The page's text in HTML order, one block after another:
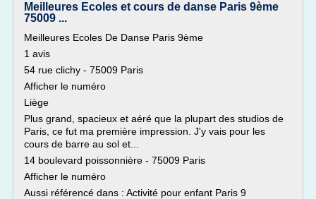
Meilleures Ecoles et cours de danse Paris 9ème
75009 ...
Meilleures Ecoles De Danse Paris 9ème
1 avis
54 rue clichy - 75009 Paris
Afficher le numéro
Liège
Plus grand, spacieux et aéré que la plupart des studios de
Paris, ce fut ma première impression. J'y vais pour les
cours de barre au sol et...
14 boulevard poissonnière - 75009 Paris
Afficher le numéro
Aussi référencé dans : Activité pour enfant Paris 9